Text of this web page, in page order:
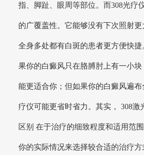
指、脚趾、眼周等部位。而308光疗
的广覆盖性。它能够没有下次照射
全身多处都有白斑的患者更方便快
果你的白癜风只在胳膊肘上有一小块
能更适合你；但如果你的白癜风遍布
疗仪可能更省时省力。其实， 308激
区别 在于治疗的细致程度和适用范
你的实际情况来选择较合适的治疗方